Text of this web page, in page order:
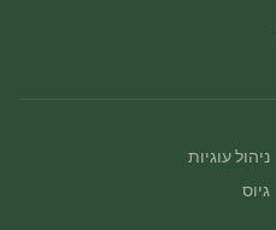
ניהול עוגיות
גיוס